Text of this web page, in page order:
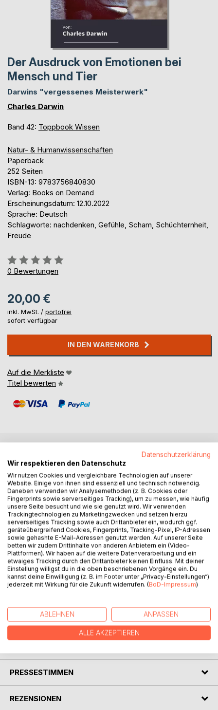
Der Ausdruck von Emotionen bei
Mensch und Tier
Darwins "vergessenes Meisterwerk"
Charles Darwin
Band 42: Toppbook Wissen
Natur- & Humanwissenschaften
Paperback
252 Seiten
ISBN-13: 9783756840830
Verlag: Books on Demand
Erscheinungsdatum: 12.10.2022
Sprache: Deutsch
Schlagworte: nachdenken, Gefühle, Scham, Schüchternheit,
Freude
Bewertung::
0%
0 Bewertungen
20,00 €
inkl. MwSt. / portofrei
sofort verfügbar
IN DEN WARENKORB
Auf die Merkliste
Titel bewerten
BESCHREIBUNG
The Expression of the Emotions in Man and Animals (Der
Ausdruck von Emotionen bei Mensch und Tier) ist Charles
Darwins drittes großes Werk zur Evolutionstheorie, nach On
the Origin of Species (1859) und The Descent of Man
(1871). Ursprünglich als Kapitel in Die Abstammung des
Menschen gedacht, wurde The Expression immer
umfangreicher und wurde 1872 separat veröffentlicht. In
diesem Buch geht es um die biologischen Aspekte des
Gefühlslebens und Darwin untersucht die tierischen
Ursprünge solcher menschlicher Eigenschaften wie das
Heben der Augenbrauen in Momenten der Überraschung
Grinsen. The Expression wurde auch als Darwins
"vergessenes Meisterwerk" bezeichnet.
PRESSESTIMMEN
REZENSIONEN
Datenschutzerklärung
Wir respektieren den Datenschutz
Wir nutzen Cookies und vergleichbare Technologien auf unserer
Website. Einige von ihnen sind essenziell und technisch notwendig.
Daneben verwenden wir Analysemethoden (z. B. Cookies oder
Fingerprints sowie serverseitiges Tracking), um zu messen, wie häufig
unsere Seite besucht und wie sie genutzt wird. Wir verwenden
Trackingtechnologien zu Marketingzwecken und setzen hierzu
serverseitiges Tracking sowie auch Drittanbieter ein, wodurch ggf.
geräteübergreifend Cookies, Fingerprints, Tracking-Pixel, IP-Adressen
sowie gehashte E-Mail-Adressen genutzt werden. Auf unserer Seite
betten wir zudem Drittinhalte von anderen Anbietern ein (Video-
Plattformen). Wir haben auf die weitere Datenverarbeitung und ein
etwaiges Tracking durch den Drittanbieter keinen Einfluss. Mit deiner
Einstellung willigst du in die oben beschriebenen Vorgänge ein. Du
kannst deine Einwilligung (z. B. im Footer unter „Privacy-Einstellungen“)
jederzeit mit Wirkung für die Zukunft widerrufen. (BoD-Impressum)
ABLEHNEN ANPASSEN
ALLE AKZEPTIEREN